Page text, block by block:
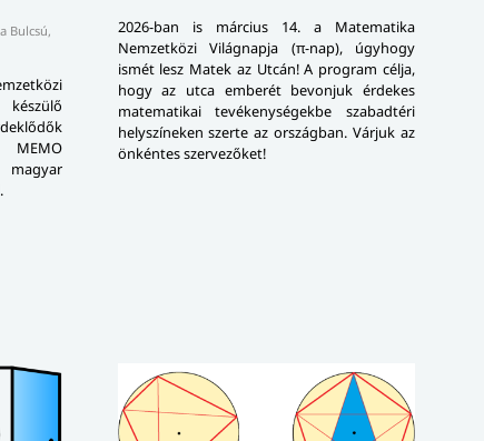
Bulcsú,
magyar
2026-ban is március 14. a Matematika
Nemzetközi Világnapja (π-nap), úgyhogy
ismét lesz Matek az Utcán! A program célja,
hogy az utca emberét bevonjuk érdekes
matematikai tevékenységekbe szabadtéri
helyszíneken szerte az országban. Várjuk az
önkéntes szervezőket!